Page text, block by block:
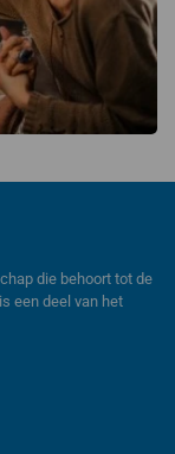
die behoort tot de
een deel van het